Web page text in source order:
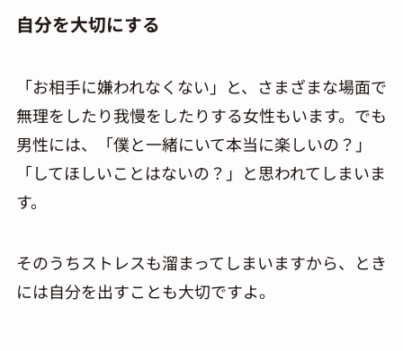
自分を大切にする
「お相手に嫌われなくない」と、さまざまな場面で
無理をしたり我慢をしたりする女性もいます。でも
男性には、「僕と一緒にいて本当に楽しいの？」
「してほしいことはないの？」と思われてしまいま
す。
そのうちストレスも溜まってしまいますから、とき
には自分を出すことも大切ですよ。